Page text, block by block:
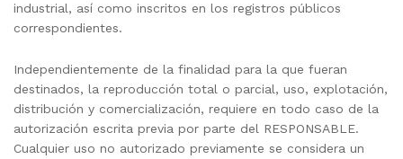
industrial, así como inscritos en los registros públicos
correspondientes.
Independientemente de la finalidad para la que fueran
destinados, la reproducción total o parcial, uso, explotación,
distribución y comercialización, requiere en todo caso de la
autorización escrita previa por parte del RESPONSABLE.
Cualquier uso no autorizado previamente se considera un